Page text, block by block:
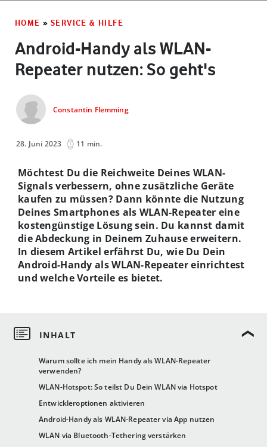
HOME » SERVICE & HILFE
Android-Handy als WLAN-
Repeater nutzen: So geht's
Constantin Flemming
28. Juni 2023 11 min.
Warum sollte ich mein Handy als WLAN-Repeater
verwenden?
WLAN-Hotspot: So teilst Du Dein WLAN via Hotspot
Entwickleroptionen aktivieren
Android-Handy als WLAN-Repeater via App nutzen
WLAN via Bluetooth-Tethering verstärken
Möchtest Du die Reichweite Deines WLAN-
Signals verbessern, ohne zusätzliche Geräte
kaufen zu müssen? Dann könnte die Nutzung
Deines Smartphones als WLAN-Repeater eine
kostengünstige Lösung sein. Du kannst damit
die Abdeckung in Deinem Zuhause erweitern.
In diesem Artikel erfährst Du, wie Du Dein
Android-Handy als WLAN-Repeater einrichtest
und welche Vorteile es bietet.